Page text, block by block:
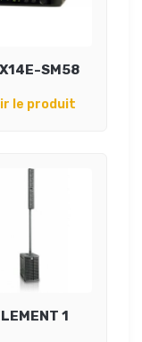
SM58
le produit
1